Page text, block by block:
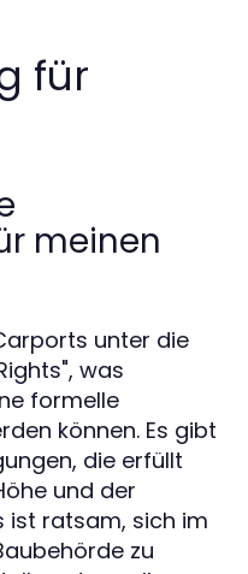
für
meinen
unter die
was
formelle
können. Es gibt
die erfüllt
und der
ist ratsam, sich im
zu